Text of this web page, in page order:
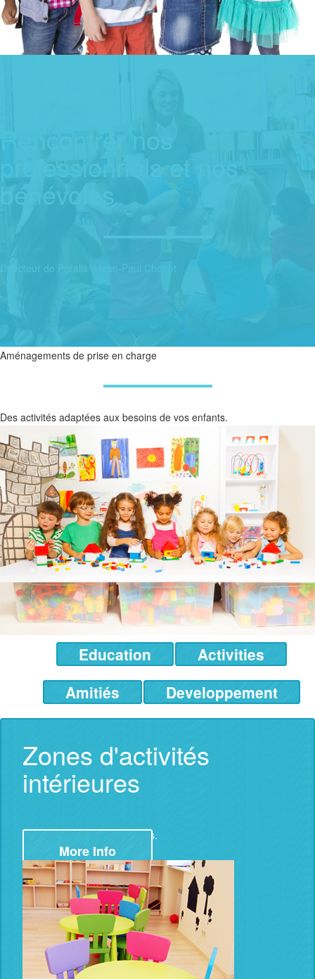
Rencontrer nos
professionnels et nos
bénévoles
Directeur de Préalis : Jean-Paul Chenot
Aménagements de prise en charge
Des activités adaptées aux besoins de vos enfants.
Education
Activities
Amitiés
Developpement
Zones d'activités
intérieures
Un cadre adapté aux activités.
More Info